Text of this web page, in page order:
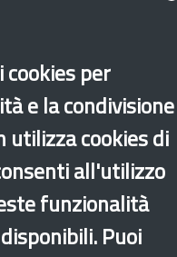
per
e la condivisione
utilizza cookies di
all'utilizzo
funzionalità
Puoi
Legal & Privacy
Contatti